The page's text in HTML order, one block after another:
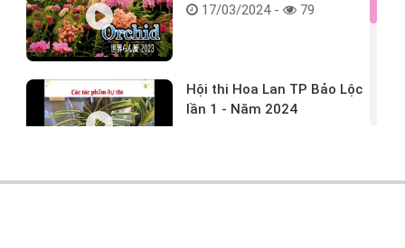
17/03/2024 -
79
Hội thi Hoa Lan TP Bảo Lộc
lần 1 - Năm 2024